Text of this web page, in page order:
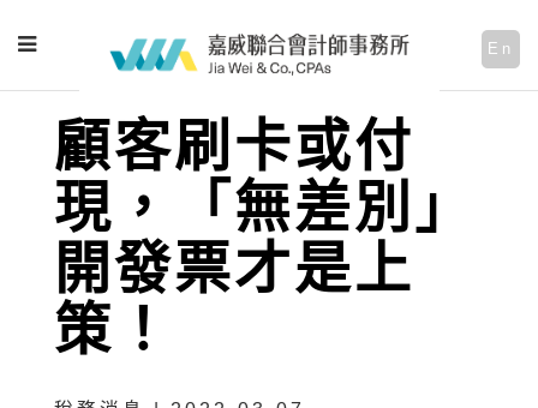
En
顧客刷卡或付
現，「無差別」
開發票才是上
策！